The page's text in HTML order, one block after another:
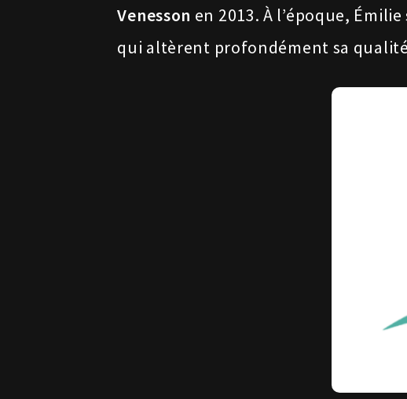
Venesson en 2013. À l’époque,
qui altèrent profondément sa